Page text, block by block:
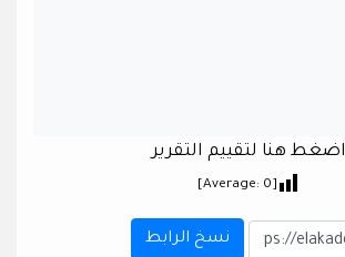
اضغط هنا لتقييم التقرير
[Average:
0
]
نسخ الرابط